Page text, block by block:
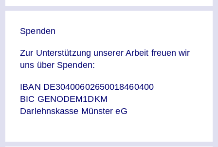
Spenden
Zur Unterstützung unserer Arbeit freuen wir
uns über Spenden:
IBAN DE30400602650018460400
BIC GENODEM1DKM
Darlehnskasse Münster eG